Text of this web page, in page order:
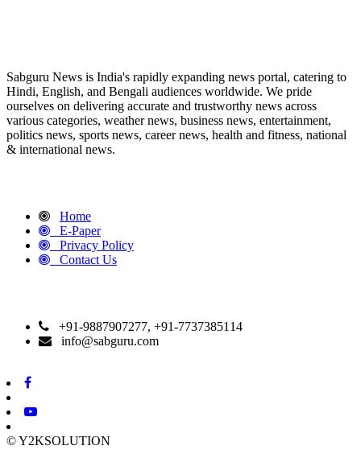
Sabguru News is India's rapidly expanding news portal, catering to
Hindi, English, and Bengali audiences worldwide. We pride
ourselves on delivering accurate and trustworthy news across
various categories, weather news, business news, entertainment,
politics news, sports news, career news, health and fitness, national
& international news.
Home
E-Paper
Privacy Policy
Contact Us
+91-9887907277, +91-7737385114
info@sabguru.com
© Y2KSOLUTION